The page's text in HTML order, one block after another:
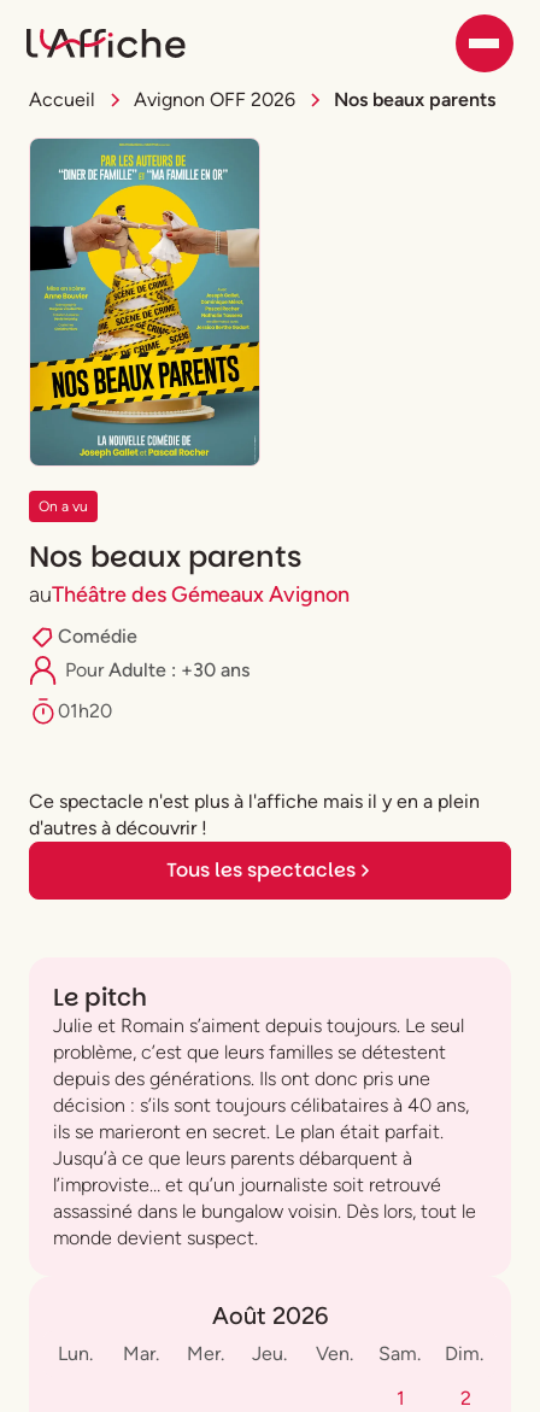
Accueil Avignon OFF 2026 Nos beaux parents
On a vu
Nos beaux parents
auThéâtre des Gémeaux Avignon
Comédie
PourAdulte : +30 ans
01h20
Ce spectacle n'est plus à l'affiche mais il y en a plein
d'autres à découvrir !
Tous les spectacles
Le pitch
Julie et Romain s’aiment depuis toujours. Le seul
problème, c’est que leurs familles se détestent
depuis des générations. Ils ont donc pris une
décision : s’ils sont toujours célibataires à 40 ans,
ils se marieront en secret. Le plan était parfait.
Jusqu’à ce que leurs parents débarquent à
l’improviste… et qu’un journaliste soit retrouvé
assassiné dans le bungalow voisin. Dès lors, tout le
monde devient suspect.
Août 2026
Lun. Mar. Mer. Jeu. Ven. Sam.
Dim.
1
2